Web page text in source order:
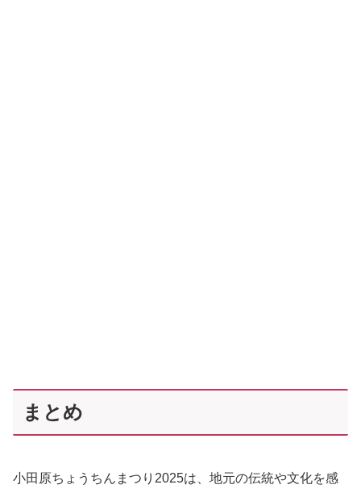
まとめ
小田原ちょうちんまつり2025は、地元の伝統や文化を感